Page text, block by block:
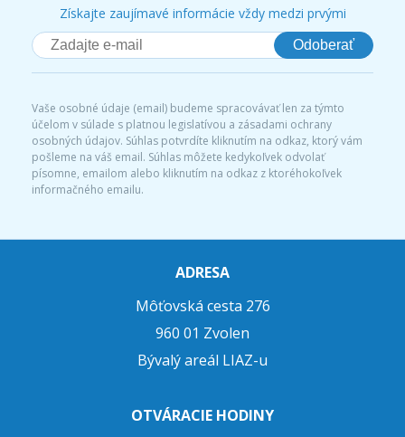
Získajte zaujímavé informácie vždy medzi prvými
Odoberať
Vaše osobné údaje (email) budeme spracovávať len za týmto
účelom v súlade s platnou legislatívou a zásadami ochrany
osobných údajov. Súhlas potvrdíte kliknutím na odkaz, ktorý vám
pošleme na váš email. Súhlas môžete kedykoľvek odvolať
písomne, emailom alebo kliknutím na odkaz z ktoréhokoľvek
informačného emailu.
ADRESA
Môťovská cesta 276
960 01 Zvolen
Bývalý areál LIAZ-u
OTVÁRACIE HODINY